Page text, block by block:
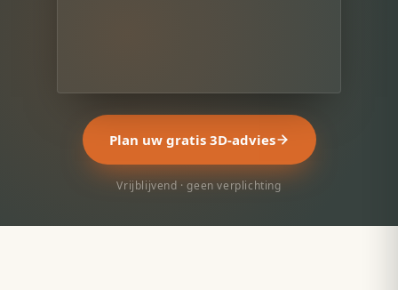
Plan uw gratis 3D-advies
Vrijblijvend · geen verplichting